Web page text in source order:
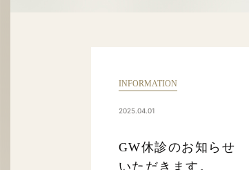
INFORMATION
2025.04.01
GW休診のお知らせ
いただきます。